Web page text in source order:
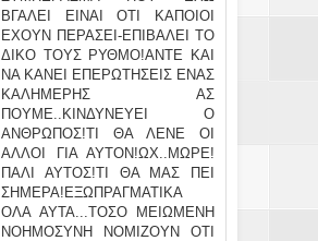
ΒΓΑΛΕΙ ΕΙΝΑΙ ΟΤΙ ΚΑΠΟΙΟΙ
ΕΧΟΥΝ ΠΕΡΑΣΕΙ-ΕΠΙΒΑΛΕΙ ΤΟ
ΔΙΚΟ ΤΟΥΣ ΡΥΘΜΟ!ΑΝΤΕ ΚΑΙ
ΝΑ ΚΑΝΕΙ ΕΠΕΡΩΤΗΣΕΙΣ ΕΝΑΣ
ΚΑΛΗΜΕΡΗΣ ΑΣ
ΠΟΥΜΕ..ΚΙΝΔΥΝΕΥΕΙ Ο
ΑΝΘΡΩΠΟΣ!ΤΙ ΘΑ ΛΕΝΕ ΟΙ
ΑΛΛΟΙ ΓΙΑ ΑΥΤΟΝ!ΩΧ..ΜΩΡΕ!
ΠΑΛΙ ΑΥΤΟΣ!ΤΙ ΘΑ ΜΑΣ ΠΕΙ
ΣΗΜΕΡΑ!ΕΞΩΠΡΑΓΜΑΤΙΚΑ
ΟΛΑ ΑΥΤΑ...ΤΟΣΟ ΜΕΙΩΜΕΝΗ
ΝΟΗΜΟΣΥΝΗ ΝΟΜΙΖΟΥΝ ΟΤΙ